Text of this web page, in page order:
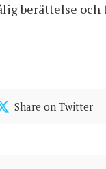
berättelse
Share on Twitter